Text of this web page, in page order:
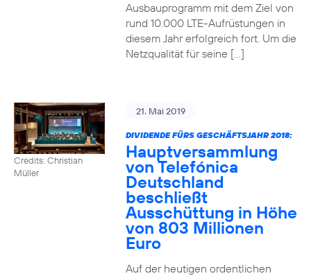
Ausbauprogramm mit dem Ziel von
rund 10.000 LTE-Aufrüstungen in
diesem Jahr erfolgreich fort. Um die
Netzqualität für seine […]
Credits: Christian
Müller
21. Mai 2019
DIVIDENDE FÜRS GESCHÄFTSJAHR 2018:
Hauptversammlung
von Telefónica
Deutschland
beschließt
Ausschüttung in Höhe
von 803 Millionen
Euro
Auf der heutigen ordentlichen